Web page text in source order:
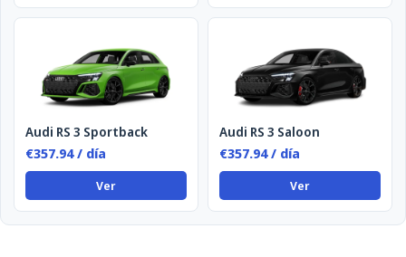
Audi RS 3 Sportback
€357.94 / día
Ver
Audi RS 3 Saloon
€357.94 / día
Ver